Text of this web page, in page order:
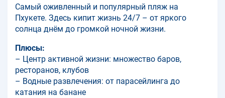
Самый оживленный и популярный пляж на
Пхукете. Здесь кипит жизнь 24/7 – от яркого
солнца днём до громкой ночной жизни.
Плюсы:
– Центр активной жизни: множество баров,
ресторанов, клубов
– Водные развлечения: от парасейлинга до
катания на банане